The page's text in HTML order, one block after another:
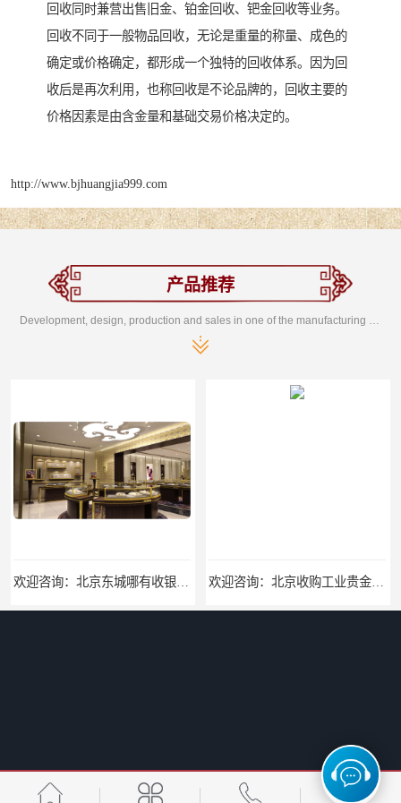
回收同时兼营出售旧金、铂金回收、钯金回收等业务。
回收不同于一般物品回收，无论是重量的称量、成色的
确定或价格确定，都形成一个独特的回收体系。因为回
收后是再次利用，也称回收是不论品牌的，回收主要的
价格因素是由含金量和基础交易价格决定的。
http://www.bjhuangjia999.com
产品推荐